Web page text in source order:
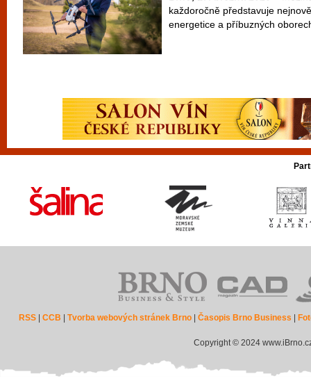
každoročně představuje
energetice a příbuzných
RSS |CCB |Tvorba webových stránek Brno |Časopis Brno Business
Copyright © 2024